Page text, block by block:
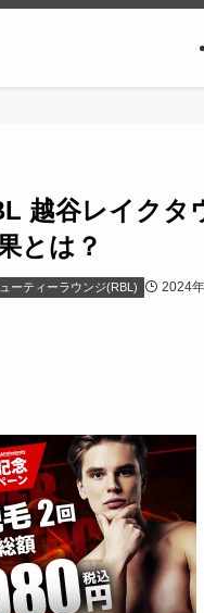
越谷レイク
とは？
ーティーラウンジ(RBL) 2024